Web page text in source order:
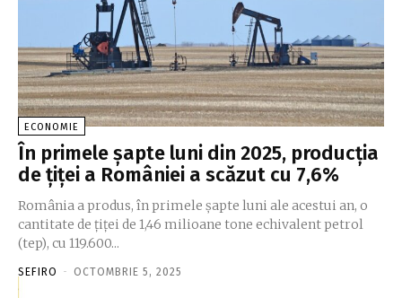
ECONOMIE
În primele şapte luni din 2025, producţia
de ţiţei a României a scăzut cu 7,6%
România a produs, în primele şapte luni ale acestui an, o
cantitate de ţiţei de 1,46 milioane tone echivalent petrol
(tep), cu 119.600...
SEFIRO - OCTOMBRIE 5, 2025